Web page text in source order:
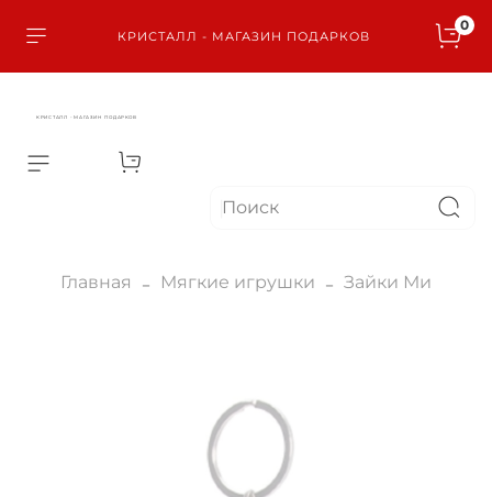
КРИСТАЛЛ - МАГАЗИН ПОДАРКОВ
0
КРИСТАЛЛ - МАГАЗИН ПОДАРКОВ
Главная Мягкие игрушки Зайки Ми